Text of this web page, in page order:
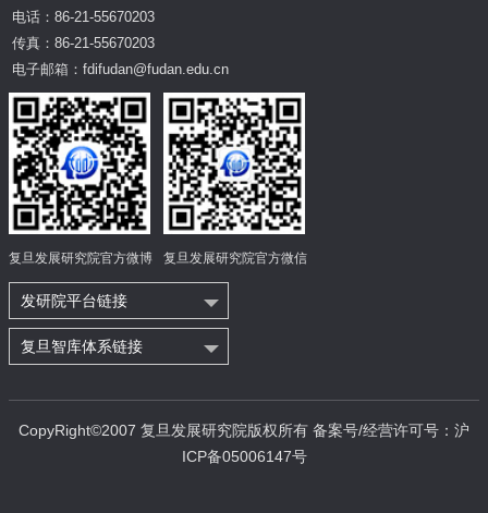
电话：86-21-55670203
传真：86-21-55670203
电子邮箱：fdifudan@fudan.edu.cn
复旦发展研究院官方微博 复旦发展研究院官方微信
发研院平台链接
复旦智库体系链接
CopyRight©2007 复旦发展研究院版权所有 备案号/经营许可号：沪
ICP备05006147号